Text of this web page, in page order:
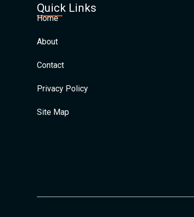
Quick Links
Home
About
Contact
Privacy Policy
Site Map